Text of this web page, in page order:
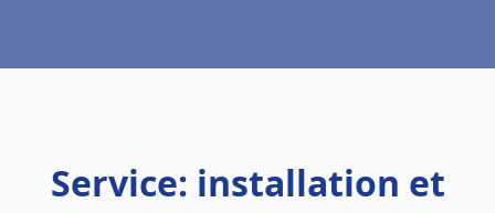
Service: installation et